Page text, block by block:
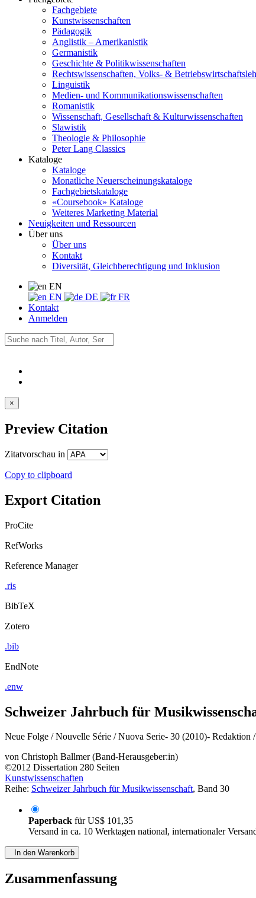
Fachgebiete
Kunstwissenschaften
Pädagogik
Anglistik – Amerikanistik
Germanistik
Geschichte & Politikwissenschaften
Rechtswissenschaften, Volks- &
Linguistik
Medien- und Kommunikationswissenschaften
Romanistik
Wissenschaft, Gesellschaft & Kulturwissenschaften
Slawistik
Theologie & Philosophie
Peter Lang Classics
Kataloge
Kataloge
Monatliche Neuerscheinungskataloge
Fachgebietskataloge
«Coursebook» Kataloge
Weiteres Marketing Material
Neuigkeiten und Ressourcen
Über uns
Über uns
Kontakt
Diversität, Gleichberechtigung und Inklusion
EN
EN
DE
FR
Kontakt
Anmelden
×
Preview Citation
Zitatvorschau in
Copy to clipboard
Export Citation
ProCite
RefWorks
Reference Manager
.ris
BibTeX
Zotero
.bib
EndNote
.enw
Schweizer Jahrbuch für
Neue Folge / Nouvelle Série / Nuova Serie- 30 (2010)- Redaktion
von Christoph Ballmer (Band-Herausgeber:in)
©2012 Dissertation 280 Seiten
Kunstwissenschaften
Reihe: Schweizer Jahrbuch für Musikwissenschaft, Band 30
Paperback fürUS$ 101,35
Versand in ca. 10 Werktagen national, internationaler
In den Warenkorb
Zusammenfassung